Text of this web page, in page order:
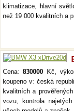
klimatizace, hlavní
než 19 000 kvalitních a
Cena:830000 Kč,
koupeno v: česká
kvalitních a
vozu, kontrola